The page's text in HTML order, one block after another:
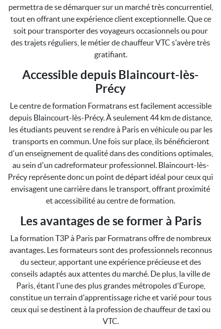
permettra de se démarquer sur un marché très concurrentiel,
tout en offrant une expérience client exceptionnelle. Que ce
soit pour transporter des voyageurs occasionnels ou pour
des trajets réguliers, le métier de chauffeur VTC s'avère très
gratifiant.
Accessible depuis Blaincourt-lès-
Précy
Le centre de formation Formatrans est facilement accessible
depuis Blaincourt-lès-Précy. À seulement 44 km de distance,
les étudiants peuvent se rendre à Paris en véhicule ou par les
transports en commun. Une fois sur place, ils bénéficieront
d'un enseignement de qualité dans des conditions optimales,
au sein d'un cadreformateur professionnel. Blaincourt-lès-
Précy représente donc un point de départ idéal pour ceux qui
envisagent une carrière dans le transport, offrant proximité
et accessibilité au centre de formation.
Les avantages de se former à Paris
La formation T3P à Paris par Formatrans offre de nombreux
avantages. Les formateurs sont des professionnels reconnus
du secteur, apportant une expérience précieuse et des
conseils adaptés aux attentes du marché. De plus, la ville de
Paris, étant l'une des plus grandes métropoles d'Europe,
constitue un terrain d'apprentissage riche et varié pour tous
ceux qui se destinent à la profession de chauffeur de taxi ou
VTC.